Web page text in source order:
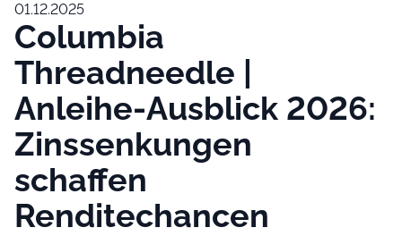
01.12.2025
Columbia
Threadneedle |
Anleihe-Ausblick 2026:
Zinssenkungen
schaffen
Renditechancen